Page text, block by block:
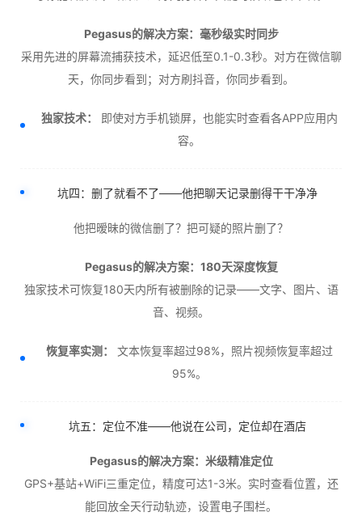
Pegasus的解决方案：毫秒级实时同步
采用先进的屏幕流捕获技术，延迟低至0.1-0.3秒。对方在微信聊
天，你同步看到；对方刷抖音，你同步看到。
独家技术：
即使对方手机锁屏，也能实时查看各APP应用内
容。
坑四：删了就看不了——他把聊天记录删得干干净净
他把暧昧的微信删了？把可疑的照片删了？
Pegasus的解决方案：180天深度恢复
独家技术可恢复180天内所有被删除的记录——文字、图片、语
音、视频。
恢复率实测：
文本恢复率超过98%，照片视频恢复率超过
95%。
坑五：定位不准——他说在公司，定位却在酒店
Pegasus的解决方案：米级精准定位
GPS+基站+WiFi三重定位，精度可达1-3米。实时查看位置，还
能回放全天行动轨迹，设置电子围栏。